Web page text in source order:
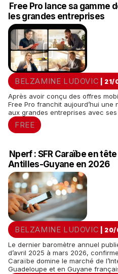
Free Pro lance sa gamme
les grandes entreprises
BELZAMINE LUDOVIC |
Après avoir conçu des offres
Free Pro franchit aujourd’hui une
aux grandes entreprises avec
FREE
Nperf : SFR Caraïbe en
Antilles-Guyane en 2026
BELZAMINE LUDOVIC |
Le dernier baromètre annuel
d’avril 2025 à mars 2026,
Caraïbe domine le marché de
Guadeloupe et en Guyane